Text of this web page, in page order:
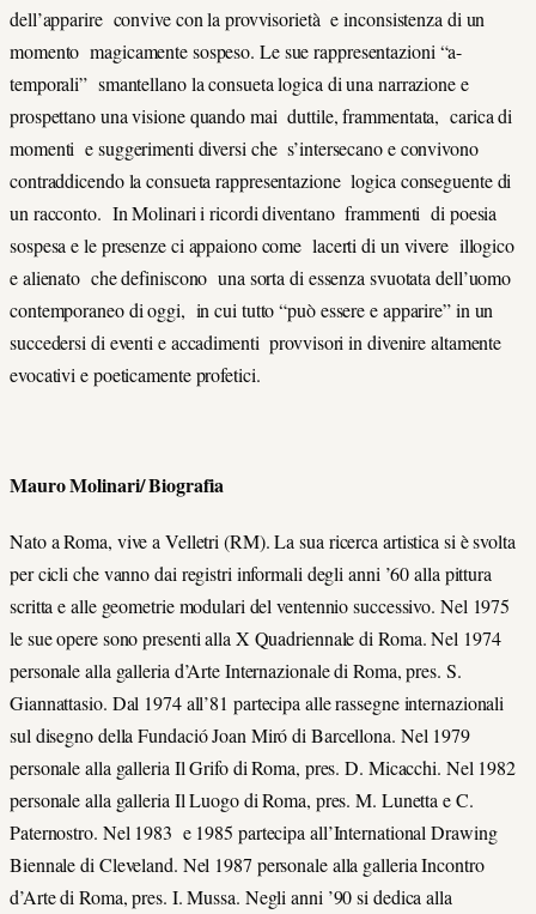
dell’apparire convive con la provvisorietà e inconsistenza di un
momento magicamente sospeso. Le sue rappresentazioni “a-
temporali” smantellano la consueta logica di una narrazione e
prospettano una visione quando mai duttile, frammentata, carica di
momenti e suggerimenti diversi che s’intersecano e convivono
contraddicendo la consueta rappresentazione logica conseguente di
un racconto. In Molinari i ricordi diventano frammenti di poesia
sospesa e le presenze ci appaiono come lacerti di un vivere illogico
e alienato che definiscono una sorta di essenza svuotata dell’uomo
contemporaneo di oggi, in cui tutto “può essere e apparire” in un
succedersi di eventi e accadimenti provvisori in divenire altamente
evocativi e poeticamente profetici.
Mauro Molinari/ Biografia
Nato a Roma, vive a Velletri (RM). La sua ricerca artistica si è svolta
per cicli che vanno dai registri informali degli anni ’60 alla pittura
scritta e alle geometrie modulari del ventennio successivo. Nel 1975
le sue opere sono presenti alla X Quadriennale di Roma. Nel 1974
personale alla galleria d’Arte Internazionale di Roma, pres. S.
Giannattasio. Dal 1974 all’81 partecipa alle rassegne internazionali
sul disegno della Fundació Joan Miró di Barcellona. Nel 1979
personale alla galleria Il Grifo di Roma, pres. D. Micacchi. Nel 1982
personale alla galleria Il Luogo di Roma, pres. M. Lunetta e C.
Paternostro. Nel 1983 e 1985 partecipa all’International Drawing
Biennale di Cleveland. Nel 1987 personale alla galleria Incontro
d’Arte di Roma, pres. I. Mussa. Negli anni ’90 si dedica alla